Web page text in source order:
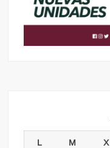
L M X